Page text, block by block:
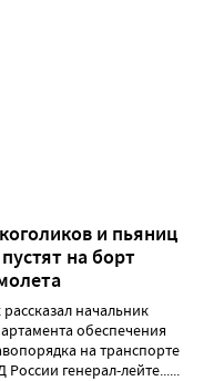
и пьяниц
на борт
рассказал начальник
обеспечения
на транспорте
России генерал-лейте......